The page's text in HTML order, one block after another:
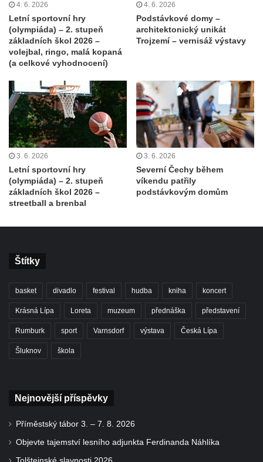
4. 6. 2026
Letní sportovní hry
(olympiáda) – 2. stupeň
základních škol 2026 –
volejbal, ringo, malá kopaná
(a celkové vyhodnocení)
4. 6. 2026
Podstávkové domy –
architektonický unikát
Trojzemí – vernisáž výstavy
3. 6. 2026
Letní sportovní hry
(olympiáda) – 2. stupeň
základních škol 2026 –
streetball a brenbal
3. 6. 2026
Severní Čechy během
víkendu patřily
podstávkovým domům
Štítky
basket divadlo festival hudba kniha koncert
Krásná Lípa Loreta muzeum přednáška představení
Rumburk sport Varnsdorf výstava Česká Lípa
Šluknov škola
Nejnovější příspěvky
Příměstský tábor 3. – 7. 8. 2026
Objevte tajemství lesního adjunkta Ferdinanda Náhlíka